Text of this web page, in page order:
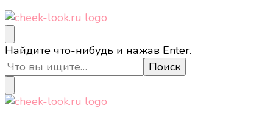
cheek-look.ru
Женский сайт о звездах и кино, а также трендах,
здоровом образе жизни, спорте, стиле, отдыхе и
еде.
Ищите
что-
то?
Найдите что-нибудь и нажав Enter.